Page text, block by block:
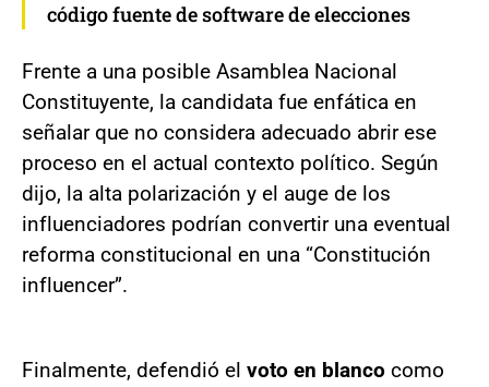
código fuente de software de elecciones
Frente a una posible Asamblea Nacional
Constituyente, la candidata fue enfática en
señalar que no considera adecuado abrir ese
proceso en el actual contexto político. Según
dijo, la alta polarización y el auge de los
influenciadores podrían convertir una eventual
reforma constitucional en una “Constitución
influencer”.
Finalmente, defendió el voto en blanco como